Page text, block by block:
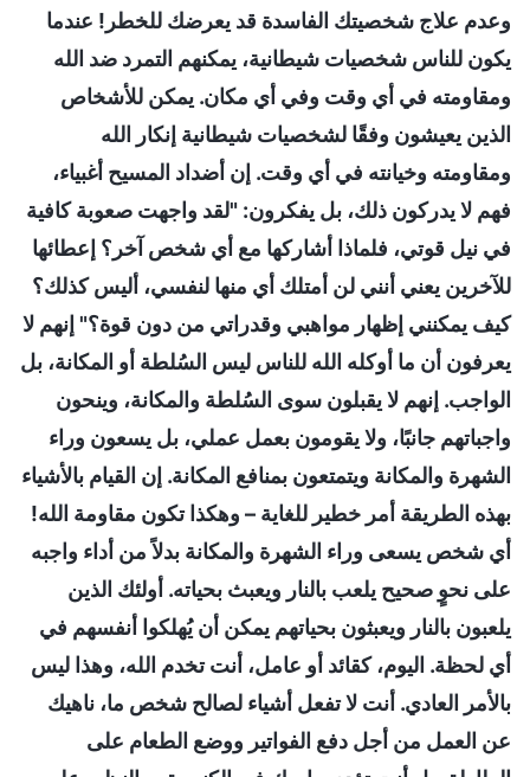
وعدم علاج شخصيتك الفاسدة قد يعرضك للخطر! عندما
يكون للناس شخصيات شيطانية، يمكنهم التمرد ضد الله
ومقاومته في أي وقت وفي أي مكان. يمكن للأشخاص
الذين يعيشون وفقًا لشخصيات شيطانية إنكار الله
ومقاومته وخيانته في أي وقت. إن أضداد المسيح أغبياء،
فهم لا يدركون ذلك، بل يفكرون: "لقد واجهت صعوبة كافية
في نيل قوتي، فلماذا أشاركها مع أي شخص آخر؟ إعطائها
للآخرين يعني أنني لن أمتلك أي منها لنفسي، أليس كذلك؟
كيف يمكنني إظهار مواهبي وقدراتي من دون قوة؟" إنهم لا
يعرفون أن ما أوكله الله للناس ليس السُلطة أو المكانة، بل
الواجب. إنهم لا يقبلون سوى السُلطة والمكانة، وينحون
واجباتهم جانبًا، ولا يقومون بعمل عملي، بل يسعون وراء
الشهرة والمكانة ويتمتعون بمنافع المكانة. إن القيام بالأشياء
بهذه الطريقة أمر خطير للغاية – وهكذا تكون مقاومة الله!
أي شخص يسعى وراء الشهرة والمكانة بدلاً من أداء واجبه
على نحوٍ صحيح يلعب بالنار ويعبث بحياته. أولئك الذين
يلعبون بالنار ويعبثون بحياتهم يمكن أن يُهلكوا أنفسهم في
أي لحظة. اليوم، كقائد أو عامل، أنت تخدم الله، وهذا ليس
بالأمر العادي. أنت لا تفعل أشياء لصالح شخص ما، ناهيك
عن العمل من أجل دفع الفواتير ووضع الطعام على